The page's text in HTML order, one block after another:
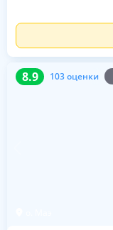
8.9 103 оценки
8.9 103 оценки